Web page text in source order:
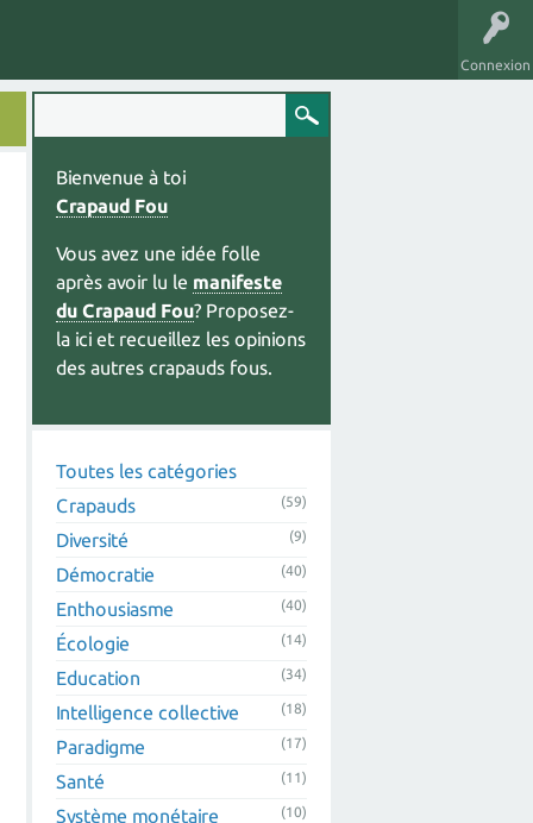
Connexion
Bienvenue à toi
Crapaud Fou
Vous avez une idée folle
après avoir lu le manifeste
du Crapaud Fou? Proposez-
la ici et recueillez les opinions
des autres crapauds fous.
Toutes les catégories
Crapauds
(59)
Diversité (9)
Démocratie (40)
Enthousiasme (40)
Écologie (14)
Education (34)
Intelligence collective (18)
Paradigme (17)
Santé (11)
Système monétaire (10)